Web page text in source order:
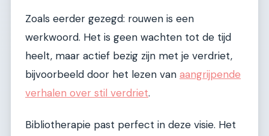
Zoals eerder gezegd: rouwen is een
werkwoord. Het is geen wachten tot de tijd
heelt, maar actief bezig zijn met je verdriet,
bijvoorbeeld door het lezen van aangrijpende
verhalen over stil verdriet.
Bibliotherapie past perfect in deze visie. Het